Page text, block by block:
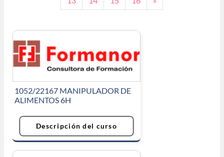
1052/22167 MANIPULADOR DE
ALIMENTOS 6H
Descripción del curso